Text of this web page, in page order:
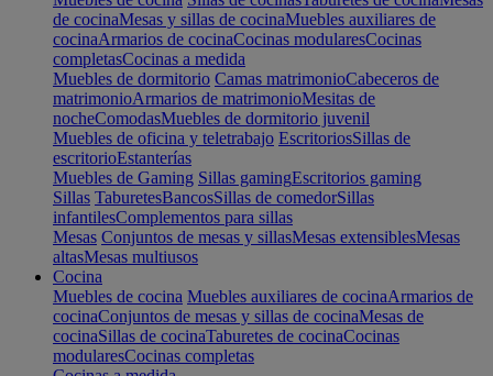
de cocinaMesas y sillas de cocinaMuebles auxiliares de
cocinaArmarios de cocinaCocinas modularesCocinas
completasCocinas a medida
Muebles de dormitorio Camas matrimonioCabeceros de
matrimonioArmarios de matrimonioMesitas de
nocheComodasMuebles de dormitorio juvenil
Muebles de oficina y teletrabajo EscritoriosSillas de
escritorioEstanterías
Muebles de Gaming Sillas gamingEscritorios gaming
Sillas TaburetesBancosSillas de comedorSillas
infantilesComplementos para sillas
Mesas Conjuntos de mesas y sillasMesas extensiblesMesas
altasMesas multiusos
Cocina
Muebles de cocina Muebles auxiliares de cocinaArmarios de
cocinaConjuntos de mesas y sillas de cocinaMesas de
cocinaSillas de cocinaTaburetes de cocinaCocinas
modularesCocinas completas